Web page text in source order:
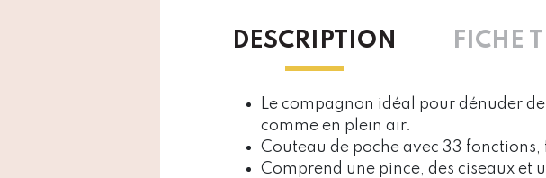
DESCRIPTION FICHE
Le compagnon idéal pour dénuder
comme en plein air.
Couteau de poche avec 33 fonctions,
Comprend une pince, des ciseaux et